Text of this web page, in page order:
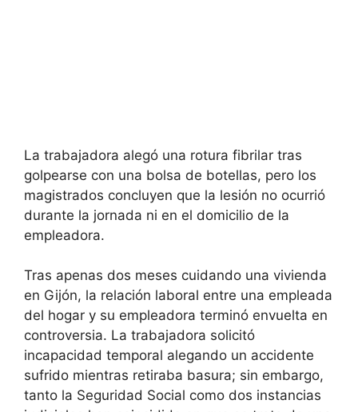
La trabajadora alegó una rotura fibrilar tras
golpearse con una bolsa de botellas, pero los
magistrados concluyen que la lesión no ocurrió
durante la jornada ni en el domicilio de la
empleadora.
Tras apenas dos meses cuidando una vivienda
en Gijón, la relación laboral entre una empleada
del hogar y su empleadora terminó envuelta en
controversia. La trabajadora solicitó
incapacidad temporal alegando un accidente
sufrido mientras retiraba basura; sin embargo,
tanto la Seguridad Social como dos instancias